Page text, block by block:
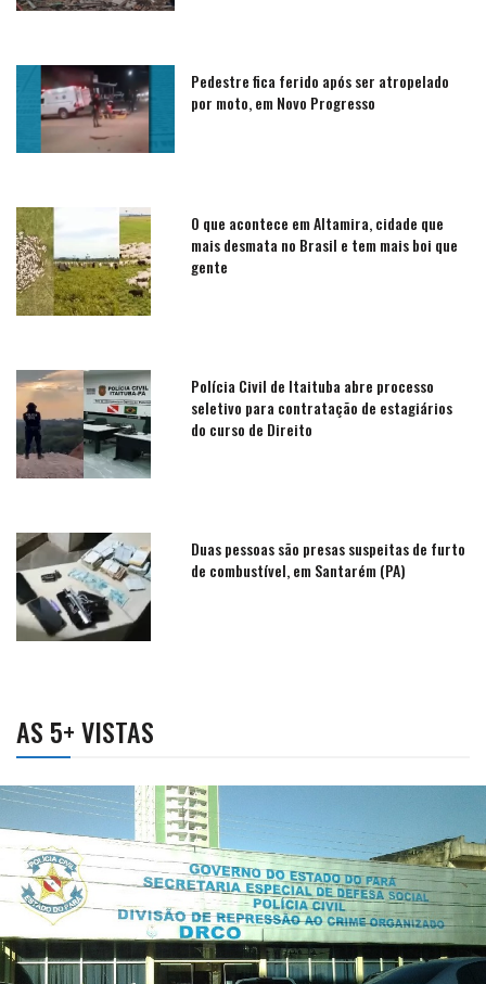
Pedestre fica ferido após ser atropelado
por moto, em Novo Progresso
O que acontece em Altamira, cidade que
mais desmata no Brasil e tem mais boi que
gente
Polícia Civil de Itaituba abre processo
seletivo para contratação de estagiários
do curso de Direito
Duas pessoas são presas suspeitas de furto
de combustível, em Santarém (PA)
AS 5+ VISTAS